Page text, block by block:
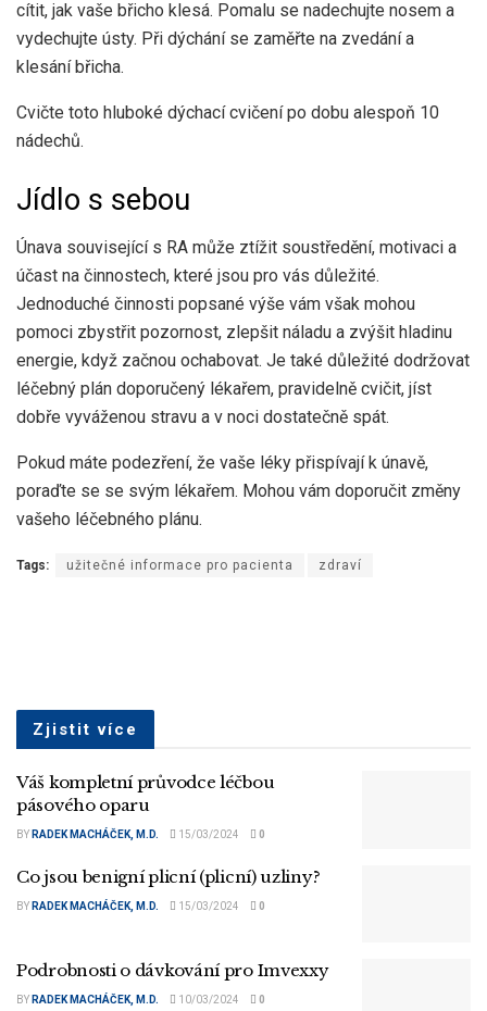
cítit, jak vaše břicho klesá. Pomalu se nadechujte nosem a
vydechujte ústy. Při dýchání se zaměřte na zvedání a
klesání břicha.
Cvičte toto hluboké dýchací cvičení po dobu alespoň 10
nádechů.
Jídlo s sebou
Únava související s RA může ztížit soustředění, motivaci a
účast na činnostech, které jsou pro vás důležité.
Jednoduché činnosti popsané výše vám však mohou
pomoci zbystřit pozornost, zlepšit náladu a zvýšit hladinu
energie, když začnou ochabovat. Je také důležité dodržovat
léčebný plán doporučený lékařem, pravidelně cvičit, jíst
dobře vyváženou stravu a v noci dostatečně spát.
Pokud máte podezření, že vaše léky přispívají k únavě,
poraďte se se svým lékařem. Mohou vám doporučit změny
vašeho léčebného plánu.
Tags: užitečné informace pro pacienta zdraví
Zjistit více
Váš kompletní průvodce léčbou
pásového oparu
BY RADEK MACHÁČEK, M.D. 15/03/2024 0
Co jsou benigní plicní (plicní) uzliny?
BY RADEK MACHÁČEK, M.D. 15/03/2024 0
Podrobnosti o dávkování pro Imvexxy
BY RADEK MACHÁČEK, M.D. 10/03/2024 0